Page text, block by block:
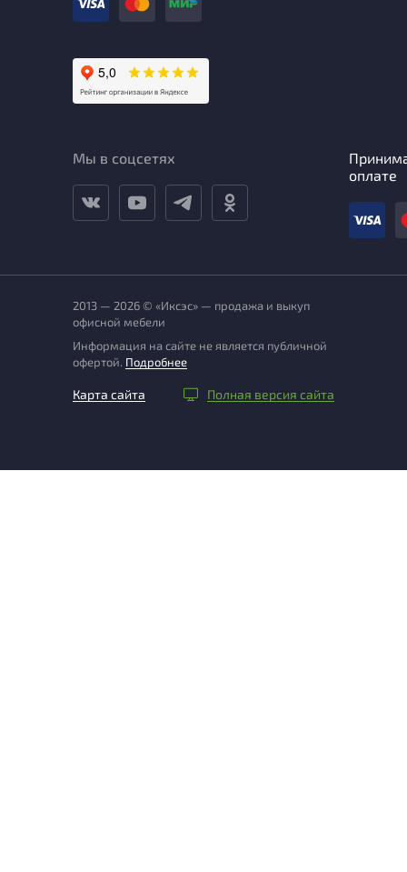
Мы в соцсетях
оплате
2013 — 2026 © «Иксэс» — продажа и выкуп
офисной мебели
Информация на сайте не является публичной
офертой. Подробнее
Карта сайта Полная версия сайта